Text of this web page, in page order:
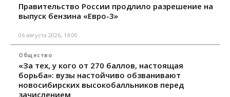
Правительство России продлило разрешение на
выпуск бензина «Евро-3»
06 августа 2026, 14:00
Общество
«За тех, у кого от 270 баллов, настоящая
борьба»: вузы настойчиво обзванивают
новосибирских высокобалльников перед
зачислением